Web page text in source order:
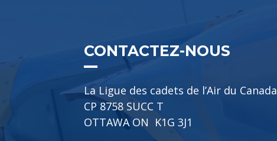
CONTACTEZ-NOUS
La Ligue des cadets de l’Air du Canada
CP 8758 SUCC T
OTTAWA ON K1G 3J1